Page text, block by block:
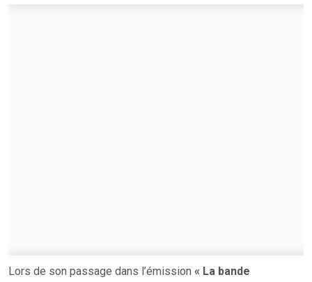
Lors de son passage dans l’émission « La bande